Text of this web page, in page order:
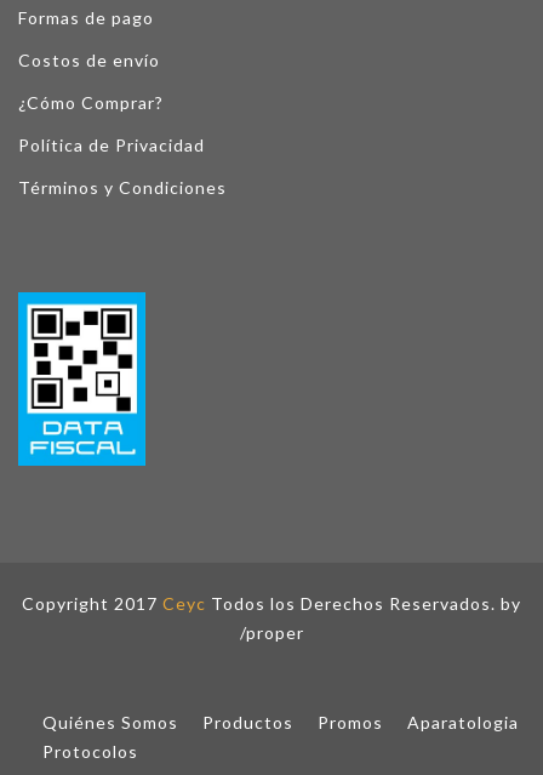
Formas de pago
Costos de envío
¿Cómo Comprar?
Política de Privacidad
Términos y Condiciones
Copyright 2017 Ceyc Todos los Derechos Reservados. by
/proper
Quiénes Somos Productos Promos
Aparatologia
Protocolos